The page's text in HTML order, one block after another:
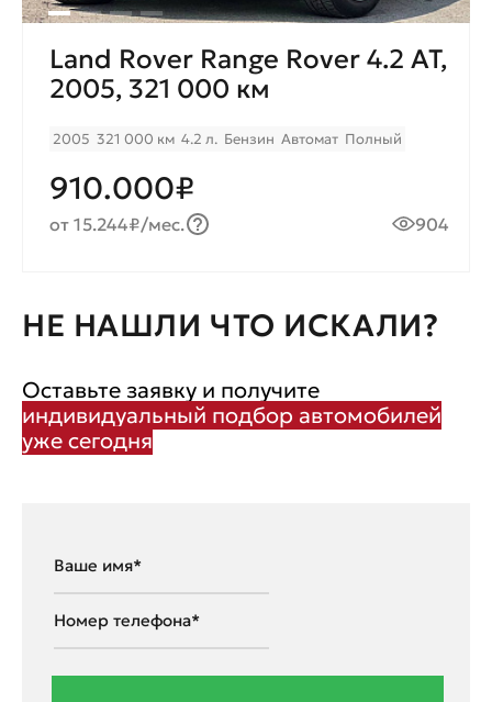
Land Rover Range Rover 4.2 AT,
2005, 321 000 км
2005 321 000 км 4.2 л. Бензин Автомат Полный
910.000₽
от 15.244₽/мес. 904
НЕ НАШЛИ ЧТО ИСКАЛИ?
Оставьте заявку и получите
индивидуальный подбор автомобилей
уже сегодня